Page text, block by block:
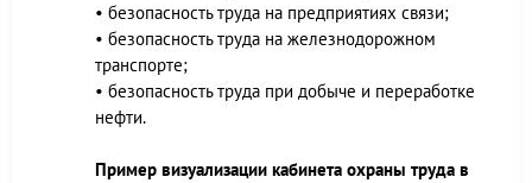
• безопасность труда на предприятиях связи;
• безопасность труда на железнодорожном
транспорте;
• безопасность труда при добыче и переработке
нефти.
Пример визуализации кабинета охраны труда в